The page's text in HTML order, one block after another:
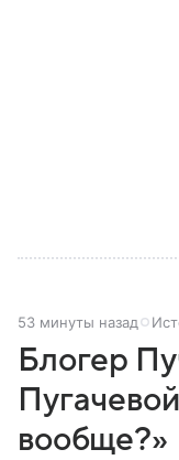
53 минуты назад
Блогер
вообще?»